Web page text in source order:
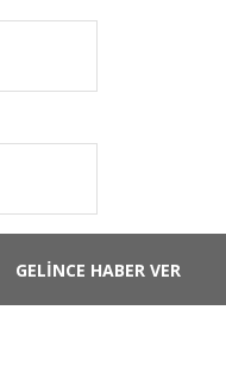
GELİNCE HABER VER